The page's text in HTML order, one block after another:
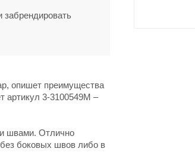
забрендировать
опишет преимущества
артикул 3-3100549M –
швами. Отлично
боковых швов либо в